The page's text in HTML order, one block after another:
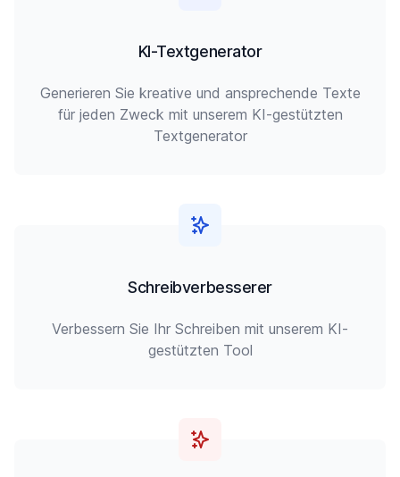
KI-Textgenerator
Generieren Sie kreative und ansprechende Texte
für jeden Zweck mit unserem KI-gestützten
Textgenerator
Schreibverbesserer
Verbessern Sie Ihr Schreiben mit unserem KI-
gestützten Tool